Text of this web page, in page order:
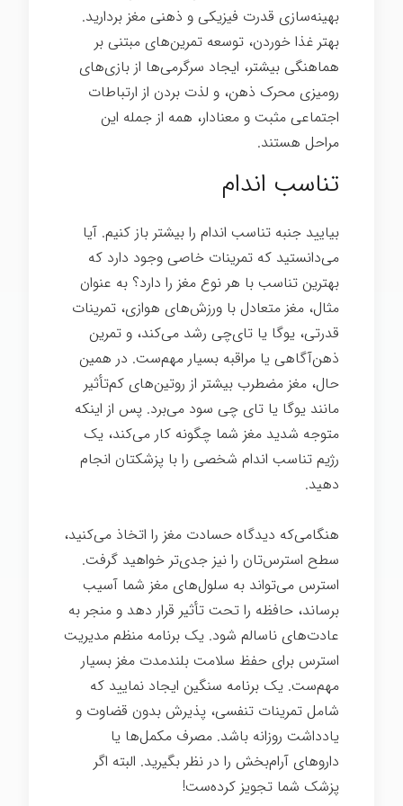
بهینه‌سازی قدرت فیزیکی و ذهنی مغز بردارید.
بهتر غذا خوردن، توسعه تمرین‌های مبتنی بر
هماهنگی بیشتر، ایجاد سرگرمی‌ها از بازی‌های
رومیزی محرک ذهن، و لذت بردن از ارتباطات
اجتماعی مثبت و معنادار، همه از جمله این
مراحل هستند.
تناسب اندام
بیایید جنبه تناسب اندام را بیشتر باز کنیم. آیا
می‌دانستید که تمرینات خاصی وجود دارد که
بهترین تناسب با هر نوع مغز را دارد؟ به عنوان
مثال، مغز متعادل با ورزش‌های هوازی، تمرینات
قدرتی، یوگا یا تای‌چی رشد می‌کند، و تمرین
ذهن‌آگاهی یا مراقبه بسیار مهم‌ست. در همین
حال، مغز مضطرب بیشتر از روتین‌های کم‌تأثیر
مانند یوگا یا تای چی سود می‌برد. پس از اینکه
متوجه شدید مغز شما چگونه کار می‌کند، یک
رژیم تناسب اندام شخصی را با پزشکتان انجام
دهید.
هنگامی‌که دیدگاه حسادت مغز را اتخاذ می‌کنید،
سطح استرس‌تان را نیز جدی‌تر خواهید گرفت.
استرس می‌تواند به سلول‌های مغز شما آسیب
برساند، حافظه را تحت تأثیر قرار دهد و منجر به
عادت‌های ناسالم شود. یک برنامه منظم مدیریت
استرس برای حفظ سلامت بلندمدت مغز بسیار
مهم‌ست. یک برنامه سنگین ایجاد نمایید که
شامل تمرینات تنفسی، پذیرش بدون قضاوت و
یادداشت روزانه باشد. مصرف مکمل‌ها یا
داروهای آرام‌بخش را در نظر بگیرید. البته اگر
پزشک شما تجویز کرده‌ست!